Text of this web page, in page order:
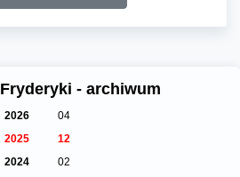
- archiwum
2026
04
2025
12
2024
02